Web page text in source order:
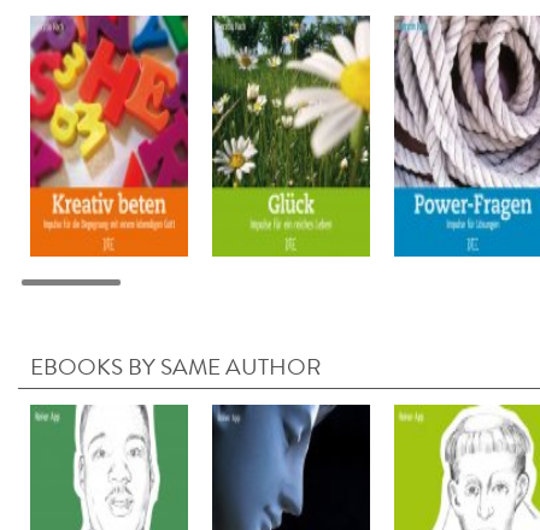
EBOOKS BY SAME AUTHOR